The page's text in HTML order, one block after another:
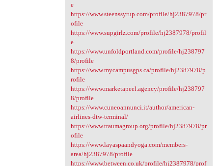
e
https://www.steenssyrup.com/profile/hj2387978/pr
ofile
https://www.supgirlz.com/profile/hj2387978/profil
e
https://www.unfoldportland.com/profile/hj238797
8/profile
https://www.mycampusgps.ca/profile/hj2387978/p
rofile
https://www.marketapeel.agency/profile/hj238797
8/profile
https://www.cuneoannunci.it/author/american-
airlines-dtw-terminal/
https://www.traumagroup.org/profile/hj2387978/pr
ofile
https://www.layaspaandyoga.com/members-
area/hj2387978/profile
https://www.between.co.uk/profile/hj2387978/prof